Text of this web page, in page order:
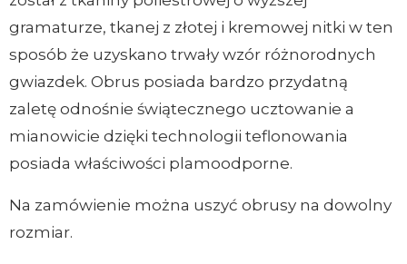
gramaturze, tkanej z złotej i kremowej nitki w ten
sposób że uzyskano trwały wzór różnorodnych
gwiazdek. Obrus posiada bardzo przydatną
zaletę odnośnie świątecznego ucztowanie a
mianowicie dzięki technologii teflonowania
posiada właściwości plamoodporne.
Na zamówienie można uszyć obrusy na dowolny
rozmiar.